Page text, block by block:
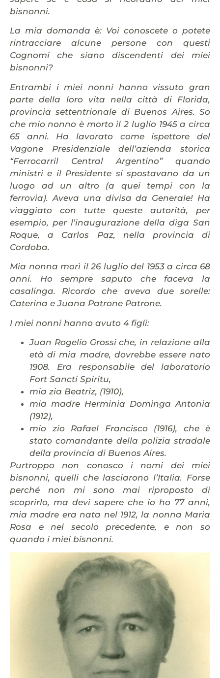
bisnonni.
La mia domanda è: Voi conoscete o potete
rintracciare alcune persone con questi
Cognomi che siano discendenti dei miei
bisnonni?
Entrambi i miei nonni hanno vissuto gran
parte della loro vita nella città di Florida,
provincia settentrionale di Buenos Aires. So
che mio nonno è morto il 2 luglio 1945 a circa
65 anni. Ha lavorato come ispettore del
Vagone Presidenziale dell’azienda storica
“Ferrocarril Central Argentino” quando
ministri e il Presidente si spostavano da un
luogo ad un altro (a quei tempi con la
ferrovia). Aveva una divisa da Generale! Ha
viaggiato con tutte queste autorità, per
esempio, per l’inaugurazione della diga San
Roque, a Carlos Paz, nella provincia di
Cordoba.
Mia nonna morì il 26 luglio del 1953 a circa 68
anni. Ho sempre saputo che faceva la
casalinga. Ricordo che aveva due sorelle:
Caterina e Juana Patrone Patrone.
I miei nonni hanno avuto 4 figli:
Juan Rogelio Grossi che, in relazione alla
età di mia madre, dovrebbe essere nato
1908. Era responsabile del laboratorio
Fort Sancti Spiritu,
mia zia Beatriz, (1910),
mia madre Herminia Dominga Antonia
(1912),
mio zio Rafael Francisco (1916), che è
stato comandante della polizia stradale
della provincia di Buenos Aires.
Purtroppo non conosco i nomi dei miei
bisnonni, quelli che lasciarono l’Italia. Forse
perché non mi sono mai riproposto di
scoprirlo, ma devi sapere che io ho 77 anni,
mia madre era nata nel 1912, la nonna Maria
Rosa e nel secolo precedente, e non so
quando i miei bisnonni.